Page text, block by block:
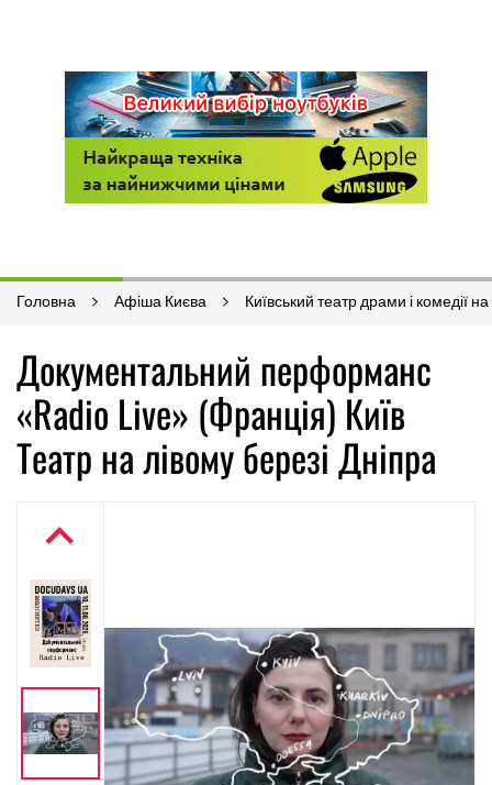
Головна Афіша Києва Київський театр драми і комедії
Документальний перформанс
«Radio Live» (Франція) Київ
Театр на лівому березі Дніпра